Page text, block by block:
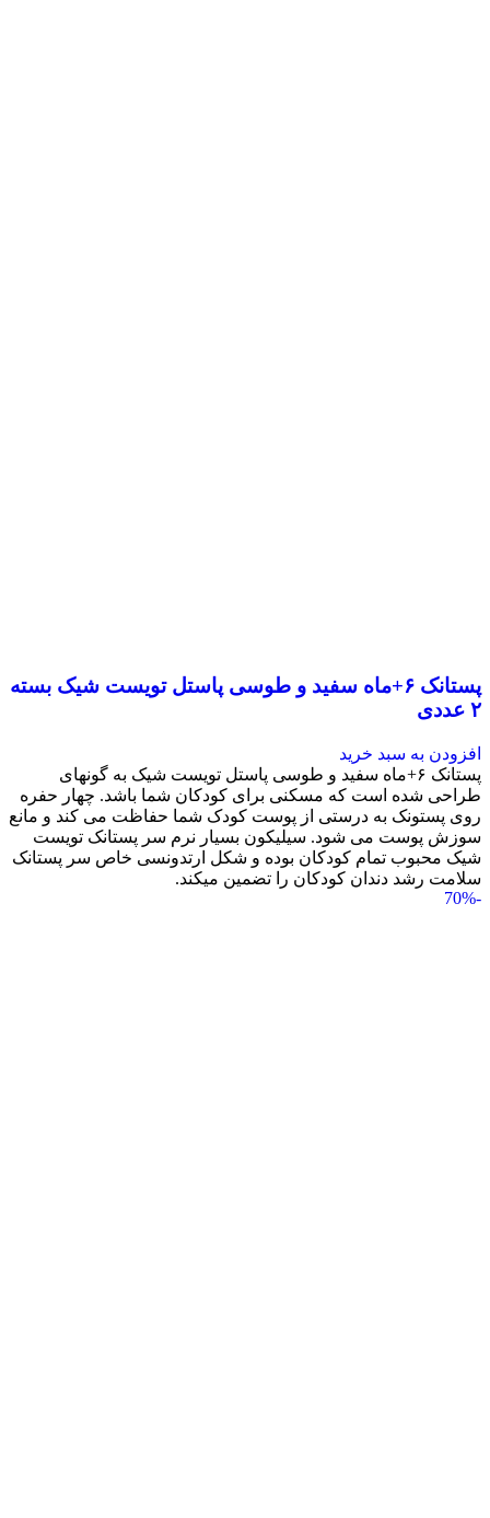
پستانک ۶+ماه سفید و طوسی پاستل تویست شیک بسته
۲ عددی
افزودن به سبد خرید
پستانک ۶+ماه سفید و طوسی پاستل تویست شیک به گونه‎ای
طراحی شده است که مسکنی برای کودکان شما باشد. چهار حفره
روی پستونک به درستی از پوست کودک شما حفاظت می کند و مانع
سوزش پوست می شود. سیلیکون بسیار نرم سر پستانک تویست
شیک محبوب تمام کودکان بوده و شکل ارتدونسی خاص سر پستانک
سلامت رشد دندان کودکان را تضمین می‎کند.
-70%